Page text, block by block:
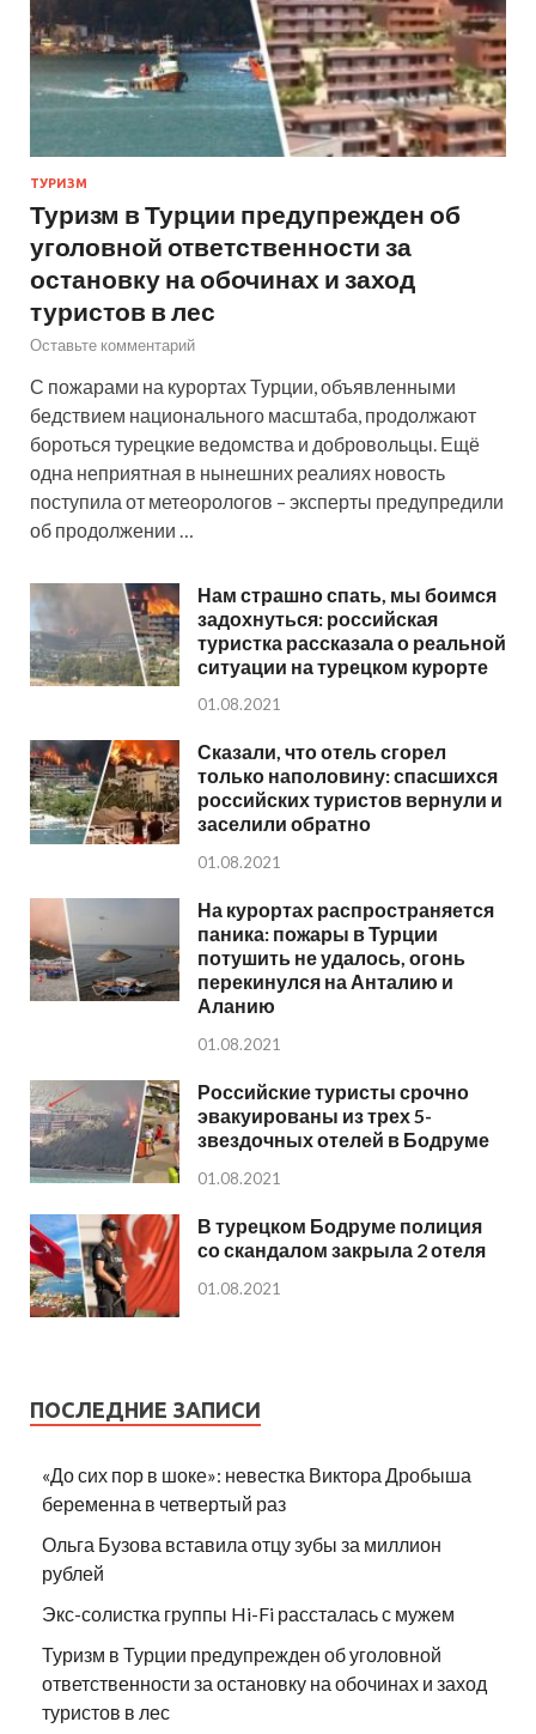
ТУРИЗМ
Туризм в Турции предупрежден об
уголовной ответственности за
остановку на обочинах и заход
туристов в лес
Оставьте комментарий
С пожарами на курортах Турции, объявленными
бедствием национального масштаба, продолжают
бороться турецкие ведомства и добровольцы. Ещё
одна неприятная в нынешних реалиях новость
поступила от метеорологов – эксперты предупредили
об продолжении …
Нам страшно спать, мы боимся
задохнуться: российская
туристка рассказала о реальной
ситуации на турецком курорте
01.08.2021
Сказали, что отель сгорел
только наполовину: спасшихся
российских туристов вернули и
заселили обратно
01.08.2021
На курортах распространяется
паника: пожары в Турции
потушить не удалось, огонь
перекинулся на Анталию и
Аланию
01.08.2021
Российские туристы срочно
эвакуированы из трех 5-
звездочных отелей в Бодруме
01.08.2021
В турецком Бодруме полиция
со скандалом закрыла 2 отеля
01.08.2021
ПОСЛЕДНИЕ ЗАПИСИ
«До сих пор в шоке»: невестка Виктора Дробыша
беременна в четвертый раз
Ольга Бузова вставила отцу зубы за миллион
рублей
Экс-солистка группы Hi-Fi рассталась с мужем
Туризм в Турции предупрежден об уголовной
ответственности за остановку на обочинах и заход
туристов в лес